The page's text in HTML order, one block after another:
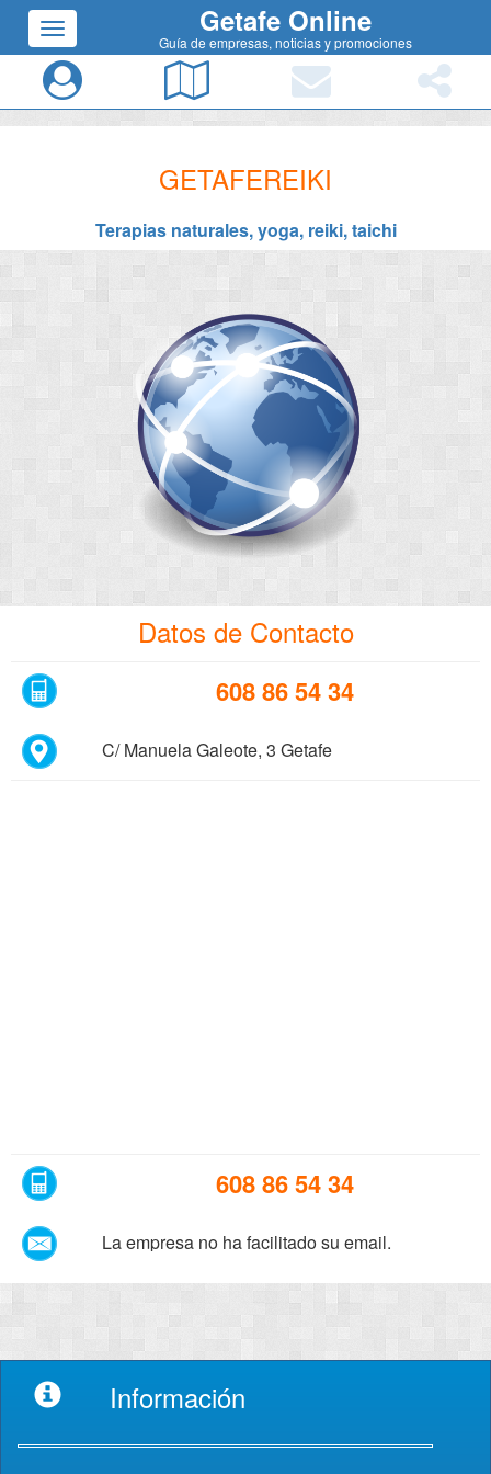
Getafe Online
Guía de empresas, noticias y promociones
GETAFEREIKI
Terapias naturales, yoga, reiki, taichi
Datos de Contacto
608 86 54 34
C/ Manuela Galeote, 3 Getafe
608 86 54 34
La empresa no ha facilitado su email.
Información